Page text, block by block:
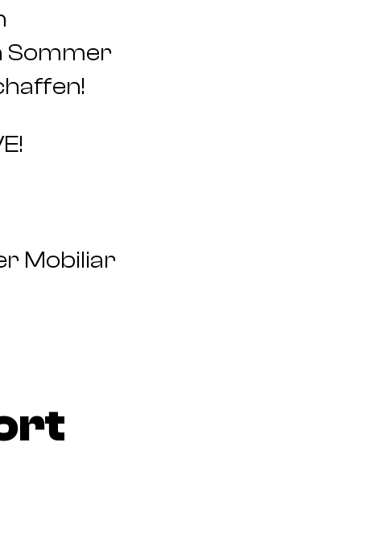
Sommer
Mobiliar